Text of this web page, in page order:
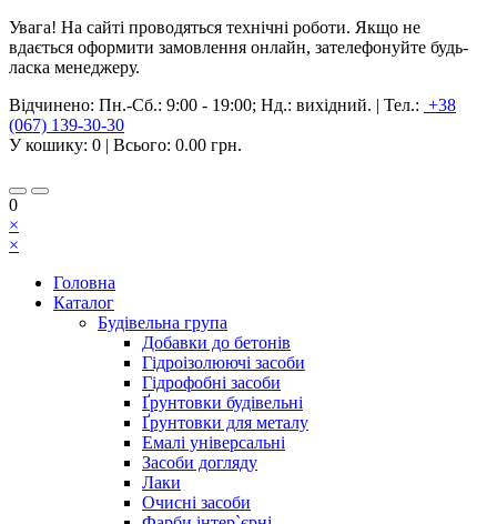
Увага! На сайті проводяться технічні роботи. Якщо не
вдається оформити замовлення онлайн, зателефонуйте будь-
ласка менеджеру.
Відчинено: Пн.-Сб.: 9:00 - 19:00; Нд.: вихідний. | Тел.: +38
(067) 139-30-30
У кошику: 0 | Всього: 0.00 грн.
0
×
×
Головна
Каталог
Будівельна група
Добавки до бетонів
Гідроізолюючі засоби
Гідрофобні засоби
Ґрунтовки будівельні
Ґрунтовки для металу
Емалі універсальні
Засоби догляду
Лаки
Очисні засоби